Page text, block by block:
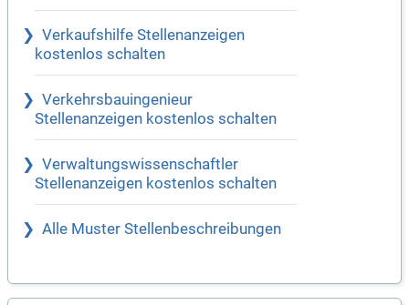
Verkaufshilfe Stellenanzeigen
kostenlos schalten
Verkehrsbauingenieur
Stellenanzeigen kostenlos schalten
Verwaltungswissenschaftler
Stellenanzeigen kostenlos schalten
Alle Muster Stellenbeschreibungen